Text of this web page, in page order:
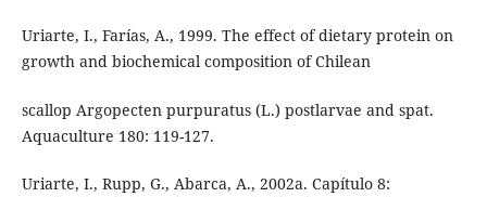
Uriarte, I., Farías, A., 1999. The effect of dietary protein on
growth and biochemical composition of Chilean
scallop Argopecten purpuratus (L.) postlarvae and spat.
Aquaculture 180: 119-127.
Uriarte, I., Rupp, G., Abarca, A., 2002a. Capítulo 8: